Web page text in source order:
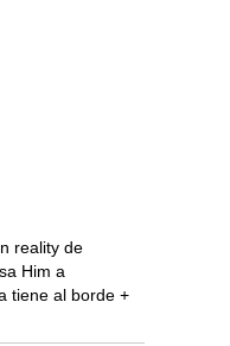
reality de
Him a
tiene al borde +